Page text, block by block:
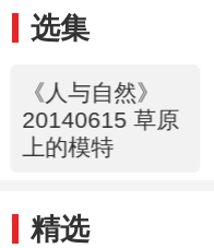
选集
《人与自然》
20140615 草原
上的模特
精选